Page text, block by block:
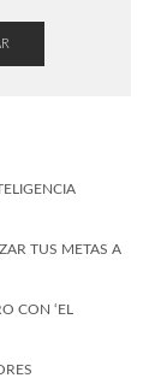
TUS METAS A
CON ‘EL